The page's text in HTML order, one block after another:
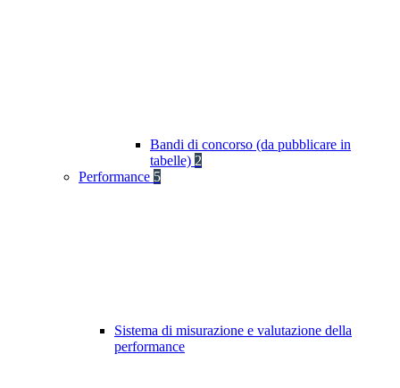
Bandi di concorso (da pubblicare in
tabelle) 2
Performance 5
Sistema di misurazione e valutazione della
performance